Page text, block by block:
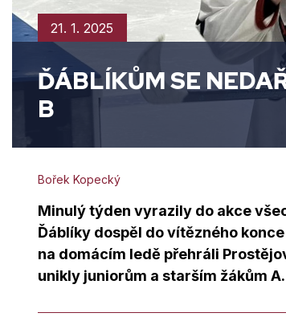
21. 1. 2025
ĎÁBLÍKŮM SE
B
Bořek Kopecký
Minulý týden vyrazily do akce
Ďáblíky dospěl do vítězného
na domácím ledě přehráli
unikly juniorům a starším žákům A.